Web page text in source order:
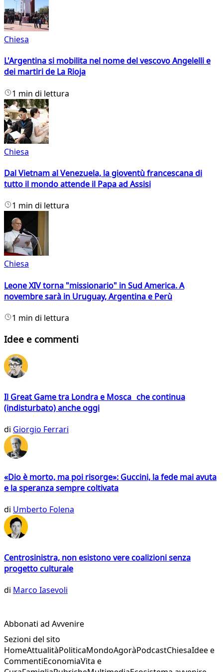
Chiesa
L'Argentina si mobilita nel nome del vescovo Angelelli e
dei martiri de La Rioja
1 min di lettura
Chiesa
Dal Vietnam al Venezuela, la gioventù francescana di
tutto il mondo attende il Papa ad Assisi
1 min di lettura
Chiesa
Leone XIV torna "missionario" in Sud America. A
novembre sarà in Uruguay, Argentina e Perù
1 min di lettura
Idee e commenti
Il Great Game tra Londra e Mosca che continua
(indisturbato) anche oggi
di Giorgio Ferrari
«Dio è morto, ma poi risorge»: Guccini, la fede mai avuta
e la speranza sempre coltivata
di Umberto Folena
Centrosinistra, non esistono vere coalizioni senza
progetto culturale
di Marco Iasevoli
Abbonati ad Avvenire
Sezioni del sito
HomeAttualitàPoliticaMondoAgoràPodcastChiesaIdee e
CommentiEconomiaVita e